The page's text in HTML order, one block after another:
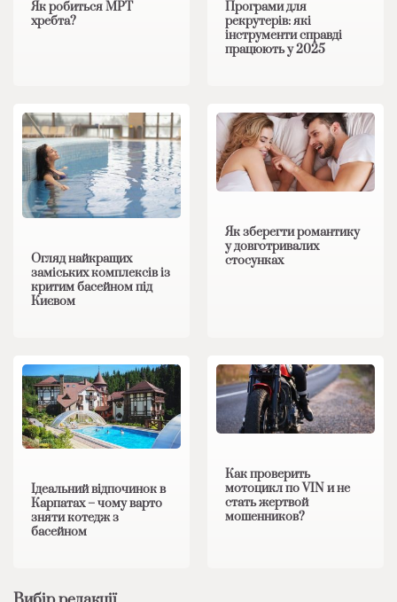
Як робиться МРТ
хребта?
Програми для
рекрутерів: які
інструменти справді
працюють у 2025
Огляд найкращих
заміських комплексів із
критим басейном під
Києвом
Як зберегти романтику
у довготривалих
стосунках
Ідеальний відпочинок в
Карпатах – чому варто
зняти котедж з
басейном
Как проверить
мотоцикл по VIN и не
стать жертвой
мошенников?